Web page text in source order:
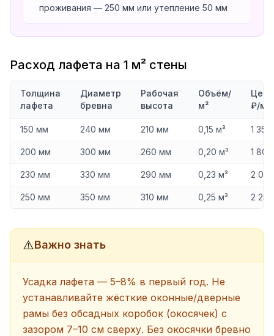
проживания — 250 мм или утепление 50 мм
Расход лафета на 1 м² стены
Толщина
лафета
Диаметр
бревна
Рабочая
высота
Объём/
м²
₽/м²
150 мм 240 мм 210 мм 0,15 м³ 1 350
200 мм 300 мм 260 мм 0,20 м³ 1 800
230 мм 330 мм 290 мм 0,23 м³ 2 070
250 мм 350 мм 310 мм 0,25 м³ 2 250
⚠️Важно знать
Усадка лафета — 5–8% в первый год. Не
устанавливайте жёсткие оконные/дверные
рамы без обсадных коробок (окосячек) с
зазором 7–10 см сверху. Без окосячки бревно